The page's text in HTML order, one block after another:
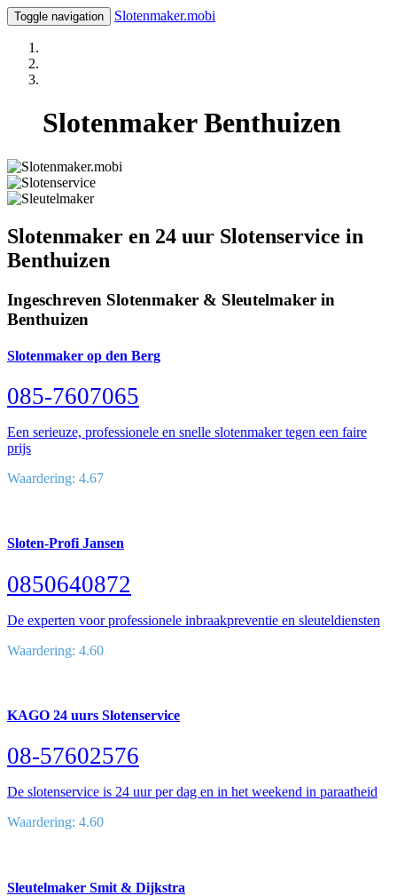
Toggle navigation Slotenmaker.mobi
Slotenmaker Benthuizen
Slotenmaker en 24 uur Slotenservice in
Benthuizen
Ingeschreven Slotenmaker & Sleutelmaker in
Benthuizen
Slotenmaker op den Berg
085-7607065
Een serieuze, professionele en snelle slotenmaker tegen een faire
prijs
Waardering: 4.67
Sloten-Profi Jansen
0850640872
De experten voor professionele inbraakpreventie en sleuteldiensten
Waardering: 4.60
KAGO 24 uurs Slotenservice
08-57602576
De slotenservice is 24 uur per dag en in het weekend in paraatheid
Waardering: 4.60
Sleutelmaker Smit & Dijkstra